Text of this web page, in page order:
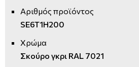
Αριθμός προϊόντος
SE6T1H200
Χρώμα
Σκούρο γκρι RAL 7021